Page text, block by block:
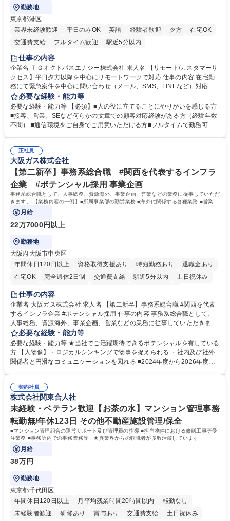
勤務地
東京都港区
業界未経験歓迎
平日のみOK 英語 経験者歓迎 夕方
在宅OK
交通費支給
フルタイム歓迎 駅近5分以内
仕事の内容
企業名 ＴＧオクトパスエナジー株式会社 求人名 【リモート/カスタマーサ
クセス】平日夕方以降を中心にリモートワークで対応 仕事の内容 在宅勤
務にて緊急案件を中心に問い合わせ（メール、SMS、LINEなど）対応、
契約開始手続き処理などを行なっていただきます。カスタマーサクセス
（Digiops：デジオプス）と運用構築の業務となります。 ■お問い合わせ
対応業務全般（システム入力、契約手続き含む） ■デジタルコミュニケー
ションツール（メール、SMS、LINE等）を使用 ■お客様のニーズに応じた
添ってサービス提供できることが魅力 募集職種 【リモート/カスタマーサ
クセス】平日夕方以降を中心にリモートワークで対応
必要な経験・能力等
必要な経験・能力等 【必須】■人の役に立てることにやりがいを感じる方
■接客、営業、SEなど何らかの文章での顧客対応経験がある方（経験年数
不問） ■通信環境をご自身でご用意いただける方■フルタイムで勤務可能
境に貢献したい■改善提案や改善アクション等新しいことに意欲がある方
【英語（語学力）】■翻訳ツールを用い英語でコミュニケーションをとる
ことに抵抗がない方■英語は話せなくても問題はありませんが、英語が話
せますと、よりチャンスが広がります。※日本語がネイティブレベル必須
学歴・資格 学歴：大学院 大学 高専 短大 専修学校 高校 語学力： 資格：
正社員
大阪ガス株式会社
【第二新卒】事務系総合職 #関西を代表するインフラ
企業 #ポテンシャル採用 事業企画
事務系総合職として、人事総務、資源海外、事業企画、営業などの業務に従事していただ
きます。 【業務内容の一例】■所属事業部の勤労業務 ■海外に関係する各種業務 ■営業部
門の企画スタッフ、ルート営業
月給
22万7000円以上
勤務地
大阪府大阪市中央区
年間休日120日以上
資格取得支援あり 時短勤務あり
退職金あり
在宅OK
完全週休2日制 交通費支給 駅近5分以内
土日祝休み
服装自由
第二新卒歓迎
仕事の内容
企業名 大阪ガス株式会社 求人名 【第二新卒】事務系総合職 #関西を代表
するインフラ企業 #ポテンシャル採用 仕事の内容 事務系総合職として、
人事総務、資源海外、事業企画、営業などの業務に従事していただきま
す。 【業務内容の一例】■所属事業部の勤労業務 ■海外に関係する各種業
務 ■営業部門の企画スタッフ、ルート営業 【キャリアパス】入社後の配属
ポジションで一定期間ご活躍頂いた後、本人の適性及び将来のキャリアを
鑑みてジョブローテーションを行います。 【育成】OJTでの現場育成や研
表するインフラ企業 #ポテンシャル採用
必要な経験・能力等
必要な経験・能力等 ★当社でご活躍期待できるポテンシャルを有している
方 【人物像】・ロジカルシンキングで物事を捉えられる ・社内及び社外
関係者と円滑なコミュニケーションを図れる ■2024年度から2026年度ま
72.html ■エネルギーセキュリティの不安定化や気候変動による自然災害の
甚大化など、これまで以上に社会課題解決の重要性が高まっています。
「未来の日常」の創造に向けて持続可能な社会の実現に貢献してまいりま
す。 学歴・資格 学歴：大学院 大学 語学力： 資格：
契約社員
株式会社関東合人社
未経験・ベテラン歓迎【お茶の水】マンション管理事務
転勤無/年休123日 その他不動産施設管理/保全
■マンション管理組合の運営サポート及び管理員の指導 ■担当物件における修繕工事等受
注業務 ■事務所内での事務業務等 ★異業界からの転職者が多数活躍しています
月給
38万円
勤務地
東京都千代田区
年間休日120日以上
月平均残業時間20時間以内
転勤なし
未経験者歓迎
研修あり 賞与あり 交通費支給 土日祝休み